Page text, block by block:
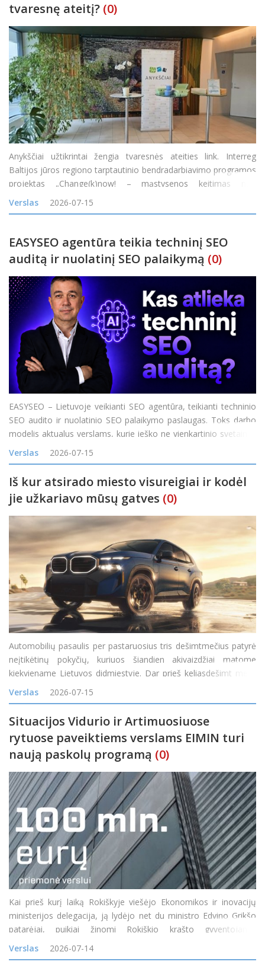
tvaresnę ateitį? (0)
Anykščiai užtikrintai žengia tvaresnės ateities link. Interreg
Baltijos jūros regiono tarptautinio bendradarbiavimo programos
projektas „Change(k)now! – mąstysenos keitimas nuo
vienkartinio naudojimo į žiedines arba daugkartinio naudojimo
maisto pristatymo sistemas Baltijos jūros
Verslas 2026-07-15
EASYSEO agentūra teikia techninį SEO
auditą ir nuolatinį SEO palaikymą (0)
EASYSEO – Lietuvoje veikianti SEO agentūra, teikianti techninio
SEO audito ir nuolatinio SEO palaikymo paslaugas. Toks darbo
modelis aktualus verslams, kurie ieško ne vienkartinio svetainės
problemų sąrašo, o komandos, galinčios nustatyti SEO
problemas, padėti jas išspręst
Verslas 2026-07-15
Iš kur atsirado miesto visureigiai ir kodėl
jie užkariavo mūsų gatves (0)
Automobilių pasaulis per pastaruosius tris dešimtmečius patyrė
neįtikėtinų pokyčių, kuriuos šiandien akivaizdžiai matome
kiekviename Lietuvos didmiestyje. Dar prieš keliasdešimt metų
visureigis buvo suprantamas kaip specifinė transporto priemonė,
skirta miškų takam
Verslas 2026-07-15
Situacijos Vidurio ir Artimuosiuose
rytuose paveiktiems verslams EIMIN turi
naują paskolų programą (0)
Kai prieš kurį laiką Rokiškyje viešėjo Ekonomikos ir inovacijų
ministerijos delegacija, ją lydėjo net du ministro Edvino Grikšo
patarėjai, puikiai žinomi Rokiškio krašto gyventojams:
Mindaugas Petkevičius ir Jonas Jarutis. Susitikime su verslo
bendruomene vi
Verslas 2026-07-14